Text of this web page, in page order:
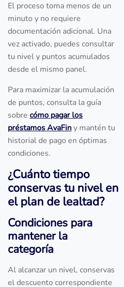
El proceso toma menos de un
minuto y no requiere
documentación adicional. Una
vez activado, puedes consultar
tu nivel y puntos acumulados
desde el mismo panel.
Para maximizar la acumulación
de puntos, consulta la guía
sobre cómo pagar los
préstamos AvaFiny mantén tu
historial de pago en óptimas
condiciones.
¿Cuánto tiempo
conservas tu nivel en
el plan de lealtad?
Condiciones para
mantener la
categoría
Al alcanzar un nivel, conservas
el descuento correspondiente